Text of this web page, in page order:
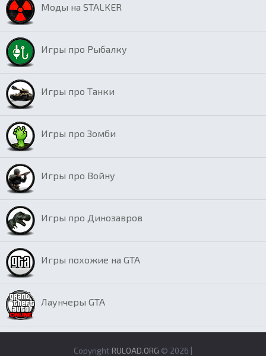
Моды на STALKER
Игры про Рыбалку
Игры про Танки
Игры про Зомби
Игры про Войну
Игры про Динозавров
Игры похожие на GTA
Лаунчеры GTA
Copyright RULOAD.ORG © 2026 |